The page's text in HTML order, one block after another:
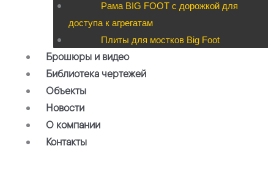
Рама BIG FOOT с дорожкой для
доступа к агрегатам
Плиты для мостков Big Foot
Брошюры и видео
Библиотека чертежей
Объекты
Новости
О компании
Контакты